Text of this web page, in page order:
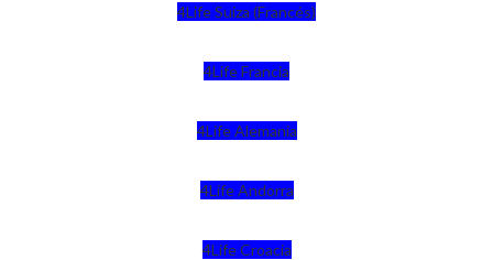
4Life Suiza (Francés)
4Life Francia
4Life Alemania
4Life Andorra
4Life Croacia